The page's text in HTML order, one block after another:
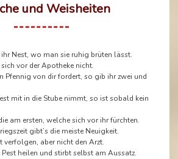
und Weisheiten
ihr Nest, wo man sie ruhig brüten lässt.
vor der Apotheke nicht.
Pfennig von dir fordert, so gib ihr zwei und
mit in die Stube nimmt, so ist sobald kein
am ersten, welche sich vor ihr fürchten.
gibt’s die meiste Neuigkeit.
verfolgen, aber nicht den Arzt.
heilen und stirbt selbst am Aussatz.